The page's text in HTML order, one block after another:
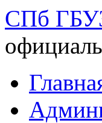
СПб
Перейти
содержимому